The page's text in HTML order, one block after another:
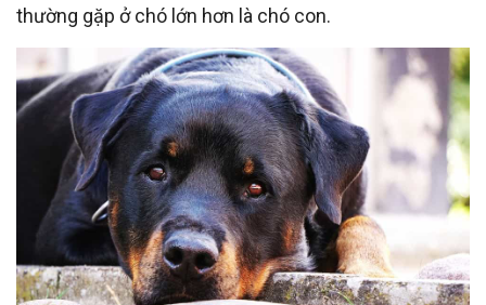
thường gặp ở chó lớn hơn là chó con.